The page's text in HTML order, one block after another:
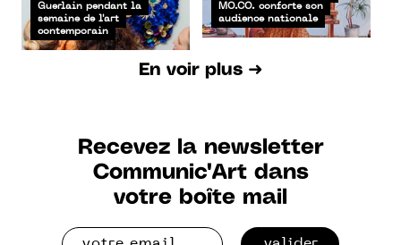
Guerlain pendant la
semaine de l'art
contemporain
MO.CO. conforte son
audience nationale
En voir plus ➜
Recevez la newsletter
Communic'Art dans
votre boîte mail